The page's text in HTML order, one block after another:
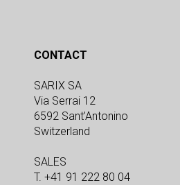
CONTACT
SARIX SA
Via Serrai 12
6592 Sant’Antonino
Switzerland
SALES
T. +41 91 222 80 04